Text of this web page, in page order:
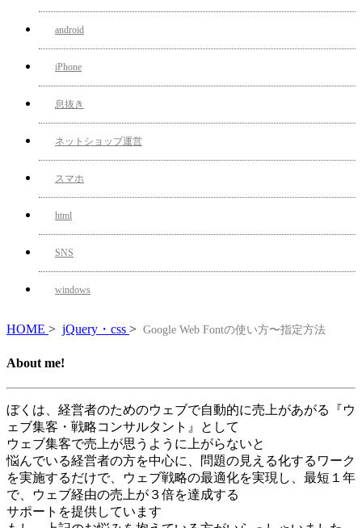
android
iPhone
息抜き
ネットショップ運営
スマホ
html
SNS
windows
HOME > jQuery・css > Google Web Fontの使い方〜指定方法
About me!
ぼくは、経営者のためのウェブで自動的に売上があがる『ウ
ェブ集客・戦略コンサルタント』として
ウェブ集客で売上が思うように上がらないと
悩んでいる経営者の方を中心に、問題の見える化するワーク
を実施するだけで、ウェブ戦略の最適化を実現し、最短１年
で、ウェブ経由の売上が３倍を達成する
サポートを提供しています